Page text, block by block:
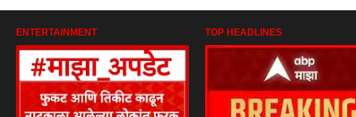
ENTERTAINMENT TOP HEADLINES